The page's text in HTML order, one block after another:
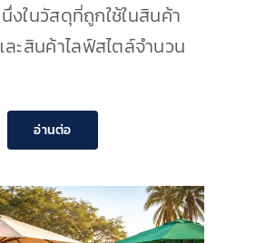
งในวัสดุที่ถูกใช้ในสินค้า
ะสินค้าไลฟ์สไตล์จำนวน
อ่านต่อ